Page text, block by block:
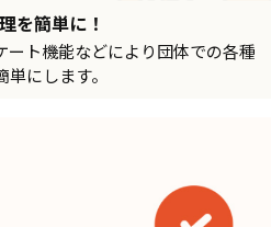
を簡単に！
ート機能などにより団体での各種
単にします。